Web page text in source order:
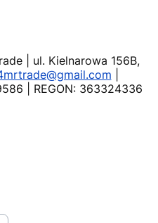
| ul. Kielnarowa 156B,
| REGON: 363324336